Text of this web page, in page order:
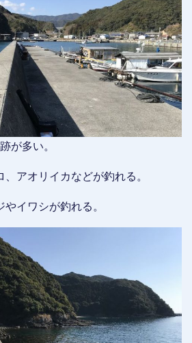
が多い。
アオリイカなどが釣れる。
イワシが釣れる。